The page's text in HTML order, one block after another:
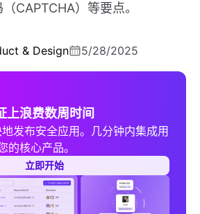
（CAPTCHA）等要点。
& Design 5/28/2025
上浪费数周时间
发布安全应用。几分钟内集成用
的核心产品。
立即开始